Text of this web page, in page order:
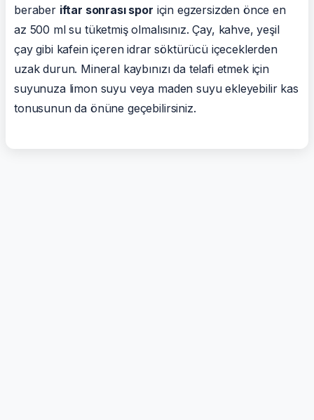
beraber iftar sonrası spor için egzersizden önce en
az 500 ml su tüketmiş olmalısınız. Çay, kahve, yeşil
çay gibi kafein içeren idrar söktürücü içeceklerden
uzak durun. Mineral kaybınızı da telafi etmek için
suyunuza limon suyu veya maden suyu ekleyebilir kas
tonusunun da önüne geçebilirsiniz.